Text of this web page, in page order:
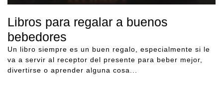
Libros para regalar a buenos
bebedores
Un libro siempre es un buen regalo, especialmente si le
va a servir al receptor del presente para beber mejor,
divertirse o aprender alguna cosa...